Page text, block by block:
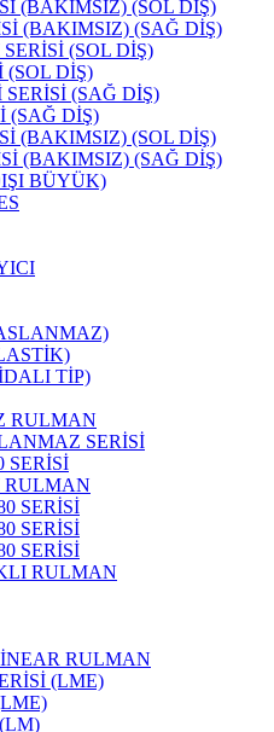
(BAKIMSIZ) (SOL DİŞ)
(BAKIMSIZ) (SAĞ DİŞ)
(SOL DİŞ)
(SOL DİŞ)
SERİSİ (SAĞ DİŞ)
(SAĞ DİŞ)
(BAKIMSIZ) (SOL DİŞ)
(BAKIMSIZ) (SAĞ DİŞ)
BÜYÜK)
TİP)
RULMAN
SERİSİ
SERİSİ
RULMAN
SERİSİ
SERİSİ
SERİSİ
RULMAN
RULMAN
(LME)